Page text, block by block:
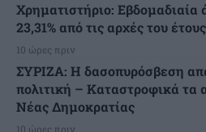
Χρηματιστήριο: Εβδομαδιαία
23,31% από τις αρχές του έτους
10 ώρες πριν
ΣΥΡΙΖΑ: Η δασοπυρόσβεση
πολιτική – Καταστροφικά τα
Νέας Δημοκρατίας
10 ώρες πριν